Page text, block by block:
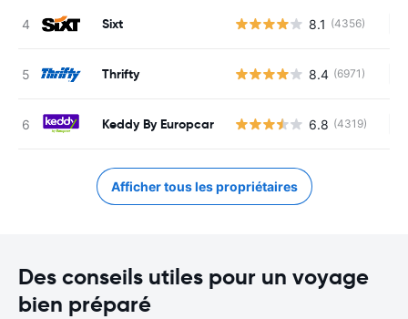
Sixt 8.1 (4356)
Thrifty 8.4 (6971)
Keddy By Europcar 6.8 (4319)
Afficher tous les propriétaires
Des conseils utiles pour un voyage
bien préparé